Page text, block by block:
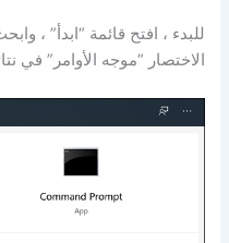
للبدء ، افتح قائمة “ابدأ” ،
الاختصار “موجه الأوامر” في